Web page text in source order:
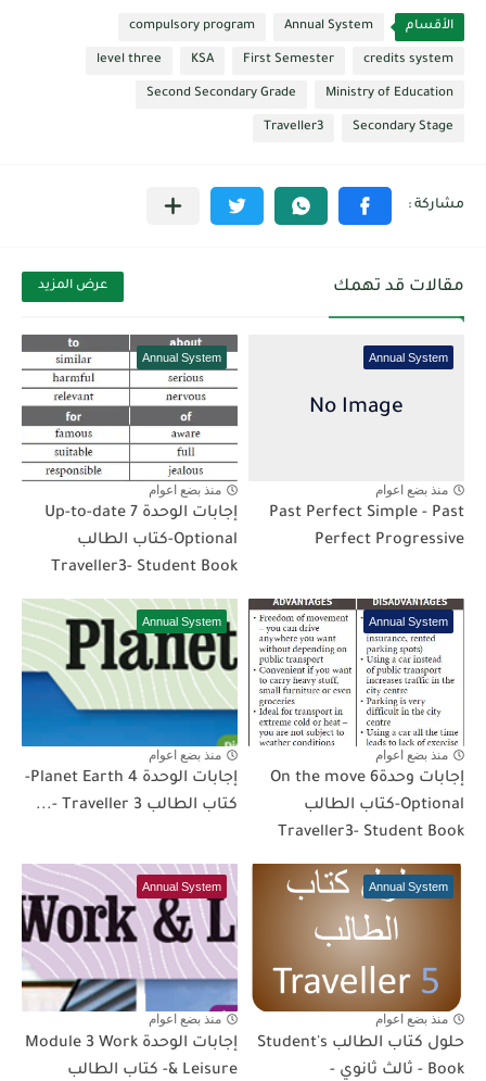
الأقسام Annual System
compulsory program
credits system
First Semester
KSA
level three
Ministry of Education
Second Secondary Grade
Secondary Stage
Traveller3
مقالات قد تهمك عرض المزيد
Annual System
منذ بضع اعوام
Past Perfect Simple - Past
Perfect Progressive
Annual System
منذ بضع اعوام
إجابات الوحدة 7 Up-to-date
Optional-كتاب الطالب
Traveller3- Student Book
Annual System
منذ بضع اعوام
إجابات وحدة6 On the move
Optional-كتاب الطالب
Traveller3- Student Book
Annual System
منذ بضع اعوام
إجابات الوحدة 4 Planet Earth-
كتاب الطالب Traveller 3 -...
Annual System
منذ بضع اعوام
حلول كتاب الطالب Student's
Book - ثالث ثانوي -
Annual System
منذ بضع اعوام
إجابات الوحدة Module 3 Work
& Leisure- كتاب الطالب